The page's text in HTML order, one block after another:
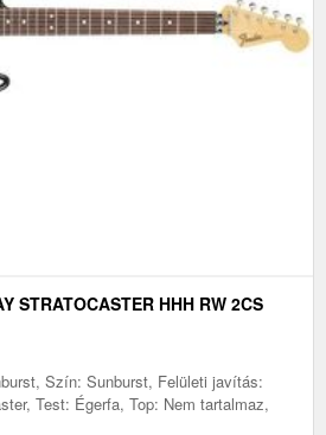
STRATOCASTER HHH RW 2CS
Szín: Sunburst, Felületi javítás:
Test: Égerfa, Top: Nem tartalmaz,